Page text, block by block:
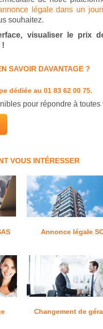
légale dans un
souhaitez.
visualiser le prix
!
SAVOIR DAVANTAGE ?
dédiée au 01 83 62 00 75.
pour répondre à toutes
VOUS INTÉRESSER
Annonce légale
Changement de